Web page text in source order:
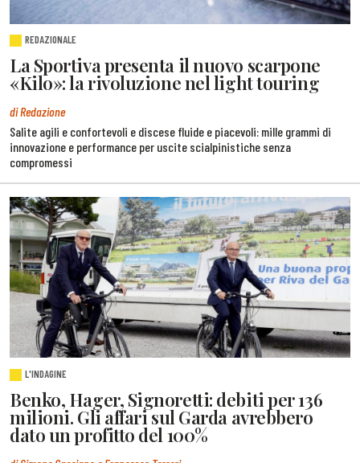
REDAZIONALE
La Sportiva presenta il nuovo scarpone
«Kilo»: la rivoluzione nel light touring
di Redazione
Salite agili e confortevoli e discese fluide e piacevoli: mille grammi di
innovazione e performance per uscite scialpinistiche senza
compromessi
L'INDAGINE
Benko, Hager, Signoretti: debiti per 136
milioni. Gli affari sul Garda avrebbero
dato un profitto del 100%